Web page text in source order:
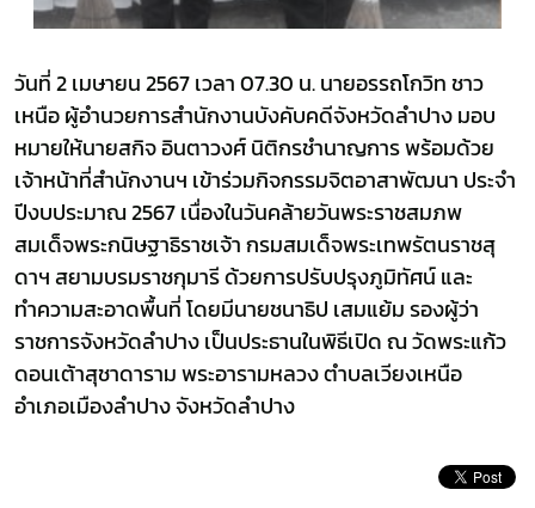
วันที่ 2 เมษายน 2567 เวลา 07.30 น. นายอรรถโกวิท ชาว
เหนือ ผู้อำนวยการสำนักงานบังคับคดีจังหวัดลำปาง มอบ
หมายให้นายสกิจ อินตาวงศ์ นิติกรชำนาญการ พร้อมด้วย
เจ้าหน้าที่สำนักงานฯ เข้าร่วมกิจกรรมจิตอาสาพัฒนา ประจำ
ปีงบประมาณ 2567 เนื่องในวันคล้ายวันพระราชสมภพ
สมเด็จพระกนิษฐาธิราชเจ้า กรมสมเด็จพระเทพรัตนราชสุ
ดาฯ สยามบรมราชกุมารี ด้วยการปรับปรุงภูมิทัศน์ และ
ทำความสะอาดพื้นที่ โดยมีนายชนาธิป เสมแย้ม รองผู้ว่า
ราชการจังหวัดลำปาง เป็นประธานในพิธีเปิด ณ วัดพระแก้ว
ดอนเต้าสุชาดาราม พระอารามหลวง ตำบลเวียงเหนือ
อำเภอเมืองลำปาง จังหวัดลำปาง